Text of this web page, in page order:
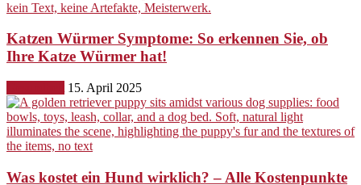
Katzen Würmer Symptome: So erkennen Sie, ob
Ihre Katze Würmer hat!
15. April 2025
Was kostet ein Hund wirklich? – Alle Kostenpunkte